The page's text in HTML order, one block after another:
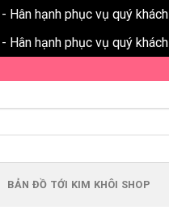
hạnh phục vụ quý khách
hạnh phục vụ quý khách
BẢN ĐỒ TỚI KIM KHÔI SHOP